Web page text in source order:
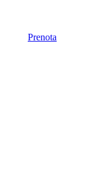
Prenota